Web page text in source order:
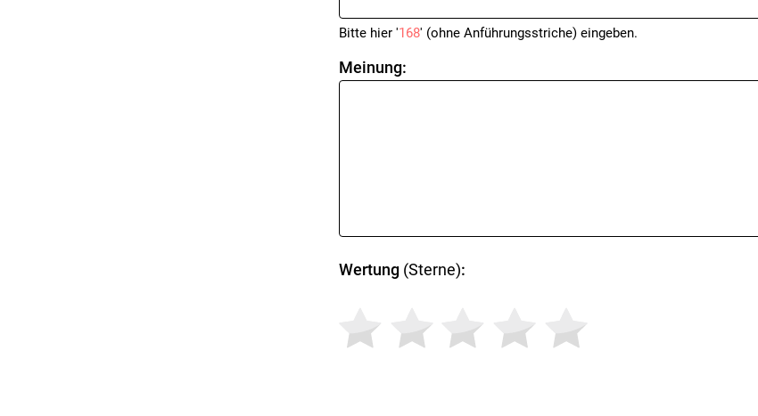
Bitte hier '168' (ohne Anführungsstriche) eingeben.
Meinung:
Wertung(Sterne):